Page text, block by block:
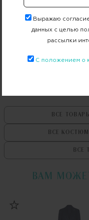
Артикул
Бесплатная
Примерка при
ВСЕ
ВСЕ
ВСЕ
ВАМ
Выражаю
данных с целью
рассылки
С положением о